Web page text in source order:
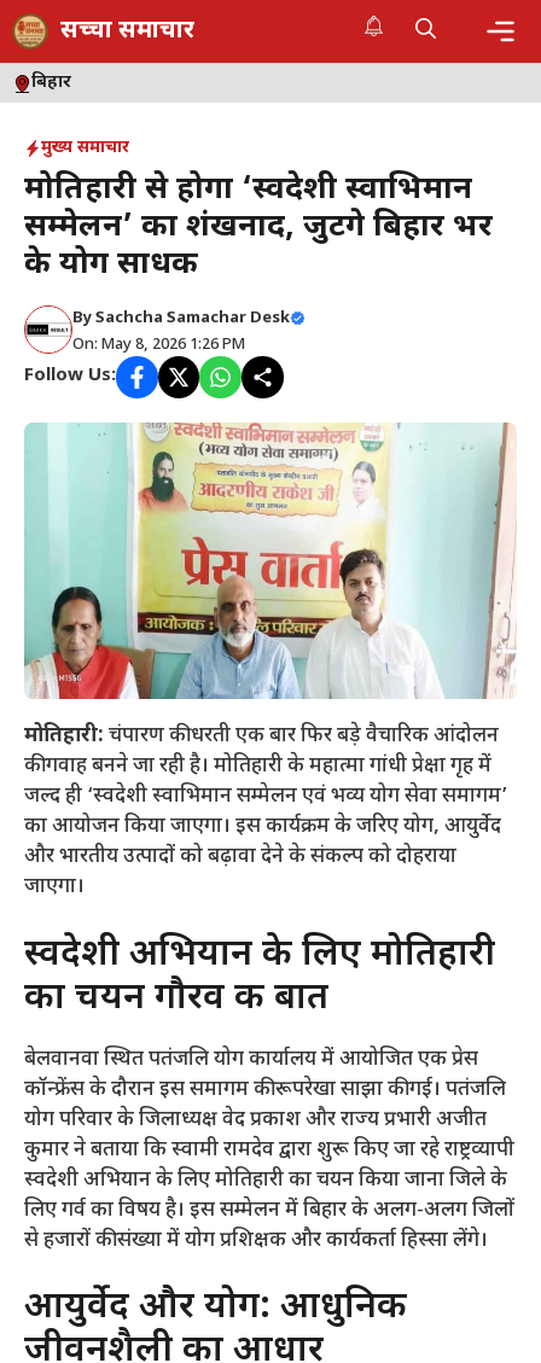
Skip
to
content
सच्चा समाचार
बिहार
मुख्य समाचार
मोतिहारी से होगा ‘स्वदेशी स्वाभिमान
सम्मेलन’ का शंखनाद, जुटेंगे बिहार भर
के योग साधक
BySachcha Samachar Desk
On: May 8, 2026 1:26 PM
Follow Us:
मोतिहारी: चंपारण की धरती एक बार फिर बड़े वैचारिक आंदोलन
की गवाह बनने जा रही है। मोतिहारी के महात्मा गांधी प्रेक्षा गृह में
जल्द ही ‘स्वदेशी स्वाभिमान सम्मेलन एवं भव्य योग सेवा समागम’
का आयोजन किया जाएगा। इस कार्यक्रम के जरिए योग, आयुर्वेद
और भारतीय उत्पादों को बढ़ावा देने के संकल्प को दोहराया
जाएगा।
​स्वदेशी अभियान के लिए मोतिहारी
का चयन गौरव की बात
​बेलवानवा स्थित पतंजलि योग कार्यालय में आयोजित एक प्रेस
कॉन्फ्रेंस के दौरान इस समागम की रूपरेखा साझा की गई। पतंजलि
योग परिवार के जिलाध्यक्ष वेद प्रकाश और राज्य प्रभारी अजीत
कुमार ने बताया कि स्वामी रामदेव द्वारा शुरू किए जा रहे राष्ट्रव्यापी
स्वदेशी अभियान के लिए मोतिहारी का चयन किया जाना जिले के
लिए गर्व का विषय है। इस सम्मेलन में बिहार के अलग-अलग जिलों
से हजारों की संख्या में योग प्रशिक्षक और कार्यकर्ता हिस्सा लेंगे।
​आयुर्वेद और योग: आधुनिक
जीवनशैली का आधार